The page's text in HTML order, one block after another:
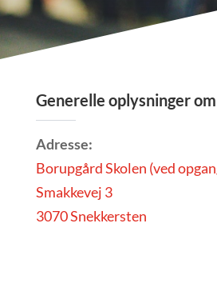
Generelle oplysninger
Adresse:
Borupgård Skolen (ved
Smakkevej 3
3070 Snekkersten